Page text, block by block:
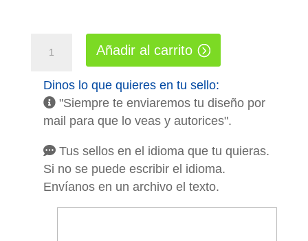
4925
8.2x2.5cm
cantidad
Añadir al carrito
Dinos lo que quieres en tu sello:
"Siempre te enviaremos tu diseño por
mail para que lo veas y autorices".
Tus sellos en el idioma que tu quieras.
Si no se puede escribir el idioma.
Envíanos en un archivo el texto.